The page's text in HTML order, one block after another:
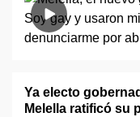
Ya electo
Melella ratificó su